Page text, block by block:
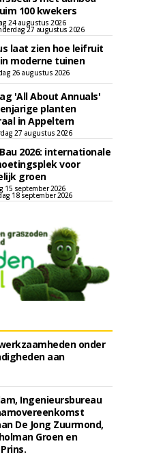
100 kwekers
24 augustus 2026
27 augustus 2026
laat zien hoe leifruit
moderne tuinen
26 augustus 2026
'All About Annuals'
planten
in Appeltern
27 augustus 2026
2026: internationale
voor
groen
15 september 2026
18 september 2026
onder
aan
Ingenieursbureau
De Jong Zuurmond,
Groen en